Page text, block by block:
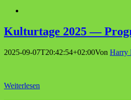
Kul­tur­ta­ge 2025 —
2025-09-07T20:42:54+02:00Von Harry
Weiterlesen